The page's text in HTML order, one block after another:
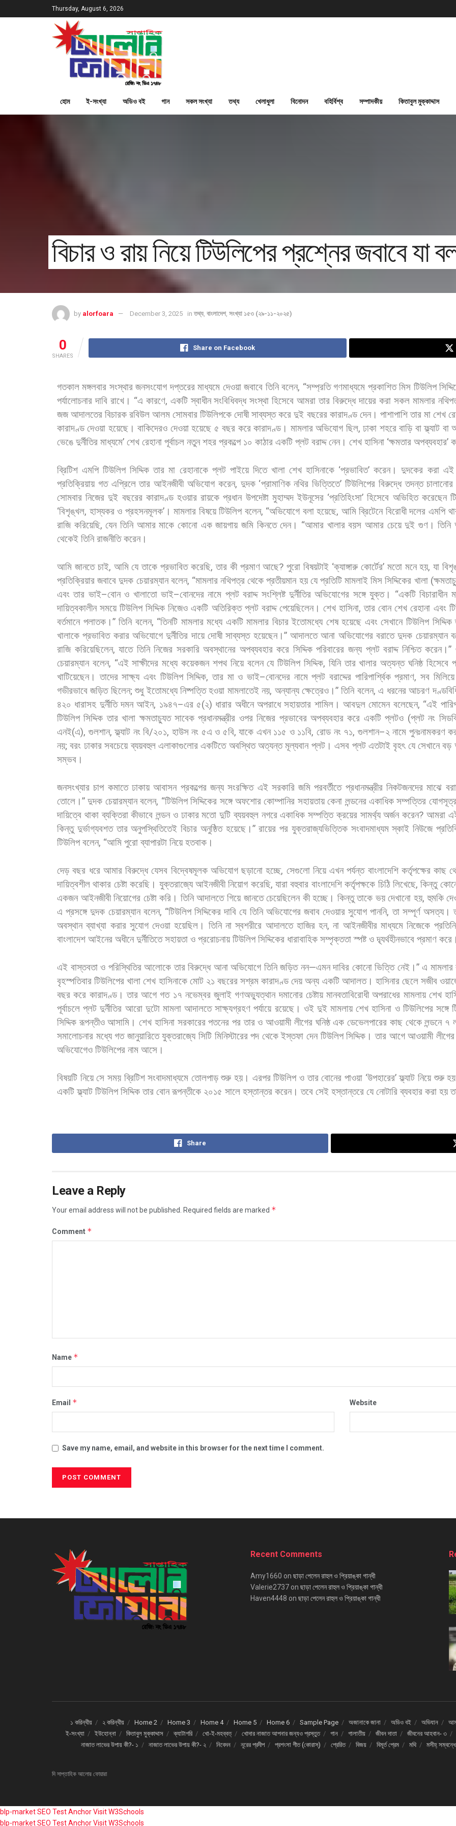
Thursday, August 6, 2026
হোম ই-সংখ্যা অডিও বই গান সকল সংখ্যা তথ্য খেলাধুলা বিনোদন বহির্বিশ্ব সম্পাদকীয় কিতাবুল মুক্কাদ্দাস
বিচার ও রায় নিয়ে টিউলিপের প্রশ্নের জবাবে যা
by alorfoara December 3, 2025 in তথ্য, বাংলাদেশ, সংখ্যা ১৫৩ (২৯-১১-২০২৫)
0
SHARES
Share on Facebook
গতকাল মঙ্গলবার সংস্থার জনসংযোগ দপ্তরের মাধ্যমে দেওয়া জবাবে তিনি বলেন, “সম্প্রতি গণমাধ্যমে প্রকাশিত মিস টিউলিপ
পর্যালোচনার দাবি রাখে। “এ কারণে, একটি স্বাধীন সংবিধিবদ্ধ সংস্থা হিসেবে আমরা তার বিরুদ্ধে দায়ের করা সকল মামলার
জজ আদালতের বিচারক রবিউল আলম সোমবার টিউলিপকে দোষী সাব্যস্ত করে দুই বছরের কারাদণ্ড দেন। পাশাপাশি তার মা শেখ
কারাদণ্ড দেওয়া হয়েছে। বাকিদেরও দেওয়া হয়েছে ৫ বছর করে কারাদণ্ড। মামলার অভিযোগ ছিল,ঢাকা শহরে বাড়ি বা ফ্ল্যাট বা
ভেঙে দুর্নীতির মাধ্যমে’ শেখ রেহানা পূর্বাচল নতুন শহর প্রকল্পে ১০ কাঠার একটি প্লট বরাদ্দ নেন। শেখ হাসিনা ‘ক্ষমতার অপব্যবহার’
ব্রিটিশ এমপি টিউলিপ সিদ্দিক তার মা রেহানাকে প্লট পাইয়ে দিতে খালা শেখ হাসিনাকে ‘প্রভাবিত’করেন। দুদকের করা এই
প্রতিক্রিয়ায় গত এপ্রিলে তার আইনজীবী অভিযোগ করেন, দুদক‘প্রামাণিক নথির ভিত্তিতে’ টিউলিপের বিরুদ্ধে তদন্ত চালানোর
সোমবার নিজের দুই বছরের কারাদণ্ড হওয়ার রায়কে প্রধান উপদেষ্টা মুহাম্মদ ইউনূসের ‘প্রতিহিংসা’হিসেবে অভিহিত করেছেন
‘বিশৃঙ্খল, হাস্যকর ও প্রহসনমূলক’। মামলার বিষয়ে টিউলিপ বলেন, “অভিযোগে বলা হয়েছে, আমি ব্রিটেনে বিরোধী দলের এমপি
রাজি করিয়েছি,যেন তিনি আমার মাকে কোনো এক জায়গায় জমি কিনতে দেন। “আমার খালার বয়স আমার চেয়ে দুই গুণ। তিনি
থেকেই তিনি রাজনীতি করেন।
আমি জানতে চাই, আমি যে তাকে প্রভাবিত করেছি,তার কী প্রমাণ আছে?পুরো বিষয়টাই ‘ক্যাঙ্গারু কোর্টের’ মতো মনে হয়,যা
প্রতিক্রিয়ার জবাবে দুদক চেয়ারম্যান বলেন, “মামলার নথিপত্র থেকে প্রতীয়মান হয় যে প্রতিটি মামলাই মিস সিদ্দিকের খালা(
এবং তার ভাই–বোন ও খালাতো ভাই–বোনদের নামে প্লট বরাদ্দ সংশ্লিষ্ট দুর্নীতির অভিযোগের সঙ্গে যুক্ত। “একটি বিচারাধীন
দায়িত্বকালীন সময়ে টিউলিপ সিদ্দিক নিজেও একটি অতিরিক্ত প্লট বরাদ্দ পেয়েছিলেন। শেখ হাসিনা,তার বোন শেখ রেহানা এবং
বর্তমানে পলাতক।”তিনি বলেন, “তিনটি মামলার মধ্যে একটি মামলার বিচার ইতোমধ্যে শেষ হয়েছে এবং সেখানে টিউলিপ সিদ্দিক
খালাকে প্রভাবিত করার অভিযোগে দুর্নীতির দায়ে দোষী সাব্যস্ত হয়েছেন।” আদালতে আনা অভিযোগের বরাতে দুদক চেয়ারম্যান
রাজি করিয়েছিলেন,যাতে তিনি নিজের সরকারি অবস্থানের অপব্যবহার করে সিদ্দিক পরিবারের জন্য প্লট বরাদ্দ নিশ্চিত করেন।”
চেয়ারম্যান বলেন, “এই সাক্ষীদের মধ্যে কয়েকজন শপথ নিয়ে বলেন যে টিউলিপ সিদ্দিক, যিনি তার খালার অত্যন্ত ঘনিষ্ঠ হিসেবে
খাটিয়েছেন। তাদের সাক্ষ্য এবং টিউলিপ সিদ্দিক,তার মা ও ভাই–বোনদের নামে প্লট বরাদ্দের পারিপার্শ্বিক প্রমাণ,সব মিলিয়ে
গভীরভাবে জড়িত ছিলেন;শুধু ইতোমধ্যে নিষ্পত্তি হওয়া মামলাতেই নয়, অন্যান্য ক্ষেত্রেও।”তিনি বলেন,এ ধরনের আচরণ
৪২০ ধারাসহ দুর্নীতি দমন আইন, ১৯৪৭–এর ৫(২) ধারার অধীনে অপরাধে সহায়তার শামিল। আবদুল মোমেন বলেছেন, “এই
টিউলিপ সিদ্দিক তার খালা ক্ষমতাচ্যুত সাবেক প্রধানমন্ত্রীর ওপর নিজের প্রভাবের অপব্যবহার করে একটি প্লটও (প্লট নং
এনই(এ), গুলশান,ফ্ল্যাট নং বি/২০১, হাউস নং ৫এ ও ৫বি,যাকে এখন ১১৫ ও ১১বি, রোড নং ৭১, গুলশান–২ নামে পুনঃনামকরণ
নয়;বরং ঢাকার সবচেয়ে ব্যয়বহুল এলাকাগুলোর একটিতে অবস্থিত অত্যন্ত মূল্যবান প্লট। এসব প্লট এতটাই বৃহৎ যে সেখানে বড়
সম্ভব।
জনসংখ্যার চাপ কমাতে ঢাকায় আবাসন প্রকল্পের জন্য সংরক্ষিত এই সরকারি জমি পরবর্তীতে প্রধানমন্ত্রীর নিকটজনদের মাঝে
তোলে।”দুদক চেয়ারম্যান বলেন, “টিউলিপ সিদ্দিকের সঙ্গে অফশোর কোম্পানির সহায়তায় কেনা লন্ডনের একাধিক সম্পত্তির
দায়িত্বে থাকা ব্যক্তিরা কীভাবে লন্ডন ও ঢাকার মতো দুটি ব্যয়বহুল নগরে একাধিক সম্পত্তি ক্রয়ের সামর্থ্য অর্জন করেন?আমরা
কিন্তু দুর্ভাগ্যবশত তার অনুপস্থিতিতেই বিচার অনুষ্ঠিত হয়েছে।”রায়ের পর যুক্তরাজ্যভিত্তিক সংবাদমাধ্যম স্কাই নিউজে
টিউলিপ বলেন, “আমি পুরো ব্যাপারটা নিয়ে হতবাক।
দেড় বছর ধরে আমার বিরুদ্ধে যেসব বিদ্বেষমূলক অভিযোগ ছড়ানো হচ্ছে, সেগুলো নিয়ে এখন পর্যন্ত বাংলাদেশি কর্তৃপক্ষের কাছ
দায়িত্বশীল থাকার চেষ্টা করেছি। যুক্তরাজ্যে আইনজীবী নিয়োগ করেছি, যারা বহুবার বাংলাদেশি কর্তৃপক্ষকে চিঠি লিখেছে,কিন্তু
একজন আইনজীবী নিয়োগের চেষ্টা করি। তিনি আদালতে গিয়ে জানতে চেয়েছিলেন কী হচ্ছে। কিন্তু তাকে ভয় দেখানো হয়,হুমকি
এ প্রসঙ্গে দুদক চেয়ারম্যান বলেন, “টিউলিপ সিদ্দিকের দাবি যে তিনি অভিযোগের জবাব দেওয়ার সুযোগ পাননি,তা সম্পূর্ণ অসত্য।
অবস্থান ব্যাখ্যা করার সুযোগ দেওয়া হয়েছিল। তিনি না স্বশরীরে আদালতে হাজির হন,না আইনজীবীর মাধ্যমে নিজেকে
বাংলাদেশ আইনের অধীনে দুর্নীতিতে সহায়তা ও প্ররোচনায় টিউলিপ সিদ্দিকের ধারাবাহিক সম্পৃক্ততা স্পষ্ট ও দ্ব্যর্থহীনভাবে প্রমাণ করে।
এই বাস্তবতা ও পরিস্থিতির আলোকে তার বিরুদ্ধে আনা অভিযোগে তিনি জড়িত নন—এমন দাবির কোনো ভিত্তি নেই।” এ মামলার
বৃহস্পতিবার টিউলিপের খালা শেখ হাসিনাকে মোট ২১ বছরের সশ্রম কারাদণ্ড দেয় অন্য একটি আদালত। হাসিনার ছেলে সজীব
বছর করে কারাদণ্ড। তার আগে গত ১৭ নভেম্বর জুলাই গণঅভ্যুত্থান দমানোর চেষ্টায় মানবতাবিরোধী অপরাধের মামলায় শেখ
পূর্বাচলে প্লট দুর্নীতির আরো দুটো মামলা আদালতে সাক্ষ্যগ্রহণ পর্যায়ে রয়েছে। ওই দুই মামলায় শেখ হাসিনা ও টিউলিপের সঙ্গে
সিদ্দিক রূপন্তীও আসামি। শেখ হাসিনা সরকারের পতনের পর তার ও আওয়ামী লীগের ঘনিষ্ঠ এক ডেভেলপারের কাছ থেকে লন্ডনে ৭
সমালোচনার মধ্যে গত জানুয়ারিতে যুক্তরাজ্যে সিটি মিনিস্টারের পদ থেকে ইস্তফা দেন টিউলিপ সিদ্দিক। তার আগে আওয়ামী লীগের
অভিযোগেও টিউলিপের নাম আসে।
বিষয়টি নিয়ে সে সময় ব্রিটিশ সংবাদমাধ্যমে তোলপাড় শুরু হয়। এরপর টিউলিপ ও তার বোনের পাওয়া‘উপহারের’ফ্ল্যাট নিয়ে শুরু হয়
একটি ফ্ল্যাট টিউলিপ সিদ্দিক তার বোন রূপন্তীকে ২০১৫ সালে হস্তান্তর করেন। তবে সেই হস্তান্তরে যে নোটারি ব্যবহার করা হয়
Share
Leave a Reply
Your email address will not be published. Required fields are marked *
Comment *
Name *
Email * Website
Save my name, email, and website in this browser for the next time I comment.
Recent Comments
Amy1660 on ছাড়া পেলেন রাহুল ও প্রিয়াঙ্কা গান্ধী
Valerie2737 on ছাড়া পেলেন রাহুল ও প্রিয়াঙ্কা গান্ধী
Haven4448 on ছাড়া পেলেন রাহুল ও প্রিয়াঙ্কা গান্ধী
১ করিন্থীয় ২ করিন্থীয় Home 2 Home 3 Home 4 Home 5 Home 6 Sample Page অজানাকে জানা অডিও বই অভিযান
ই-সংখ্যা
ইউহোন্না কিতাবুল মুক্কাদ্দাস ক্যাটাগরি খো-ই-মহব্বত্ খোদার নাজাত আপনার জন্যও প্রস্তুত গান গালাতীয় জীবন দাতা জীবনের আহবান- ৩
নাজাত লাভের উপায় কী?- ১
নাজাত লাভের উপায় কী?- ২ নিবেদন নূরের প্রদীপ প্রশংসা গীত (কোরাস্) প্রেরিত বিজয় বিমূর্ত প্রেম মথি মসীহ্
দি সাপ্তাহিক আলোর ফোয়ারা
blp-marketSEO Test AnchorVisit W3Schools
blp-marketSEO Test AnchorVisit W3Schools